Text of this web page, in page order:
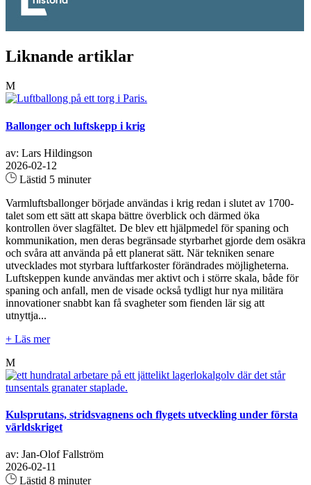
Liknande artiklar
M
Ballonger och luftskepp i krig
av: Lars Hildingson
2026-02-12
Lästid 5 minuter
Varmluftsballonger började användas i krig redan i slutet av 1700-
talet som ett sätt att skapa bättre överblick och därmed öka
kontrollen över slagfältet. De blev ett hjälpmedel för spaning och
kommunikation, men deras begränsade styrbarhet gjorde dem osäkra
och svåra att använda på ett planerat sätt. När tekniken senare
utvecklades mot styrbara luftfarkoster förändrades möjligheterna.
Luftskeppen kunde användas mer aktivt och i större skala, både för
spaning och anfall, men de visade också tydligt hur nya militära
innovationer snabbt kan få svagheter som fienden lär sig att
utnyttja...
+ Läs mer
M
Kulsprutans, stridsvagnens och flygets utveckling under första
världskriget
av: Jan-Olof Fallström
2026-02-11
Lästid 8 minuter